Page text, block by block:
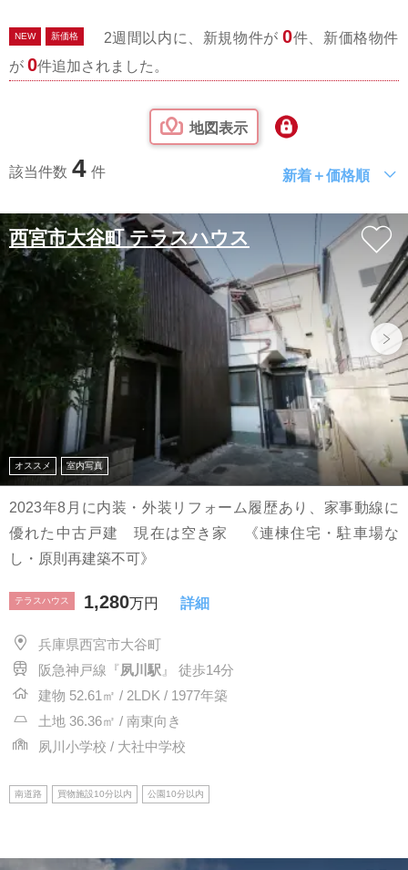
NEW 新価格 2週間以内に、新規物件が0件、新価格物件
が 0件追加されました。
地図表示
該当件数 4 件 新着＋価格順
西宮市大谷町 テラスハウス
オススメ 室内写真
2023年8月に内装・外装リフォーム履歴あり、家事動線に
優れた中古戸建 現在は空き家 《連棟住宅・駐車場な
し・原則再建築不可》
テラスハウス 1,280万円 詳細
兵庫県西宮市大谷町
阪急神戸線『 夙川駅 』 徒歩14分
建物 52.61㎡ / 2LDK / 1977年築
土地 36.36㎡ / 南東向き
夙川小学校 / 大社中学校
南道路 買物施設10分以内 公園10分以内